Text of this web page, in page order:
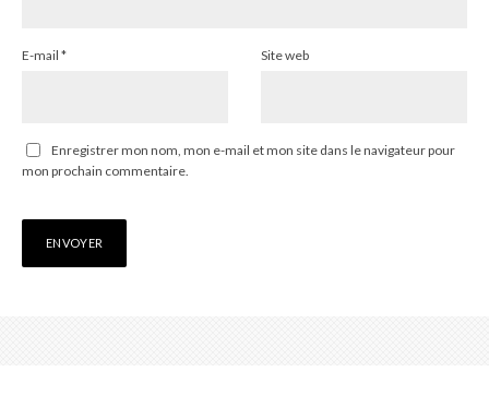
E-mail * Site web
Enregistrer mon nom, mon e-mail et mon site dans le navigateur pour
mon prochain commentaire.